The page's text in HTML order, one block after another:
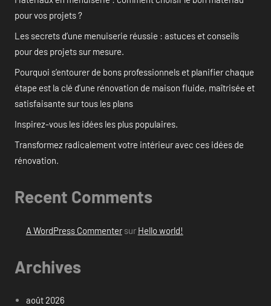
pour vos projets ?
Les secrets d’une menuiserie réussie : astuces et conseils
pour des projets sur mesure.
Pourquoi s’entourer de bons professionnels et planifier chaque
étape est la clé d’une rénovation de maison fluide, maîtrisée et
satisfaisante sur tous les plans
Inspirez-vous les idées les plus populaires.
Transformez radicalement votre intérieur avec ces idées de
rénovation.
Recent Comments
A WordPress Commentersur Hello world!
Archives
août 2026